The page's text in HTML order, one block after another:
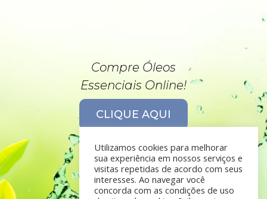
Compre Óleos
Essenciais Online!
CLIQUE AQUI
Utilizamos cookies para melhorar
sua experiência em nossos serviços e
visitas repetidas de acordo com seus
interesses. Ao navegar você
concorda com as condições de uso